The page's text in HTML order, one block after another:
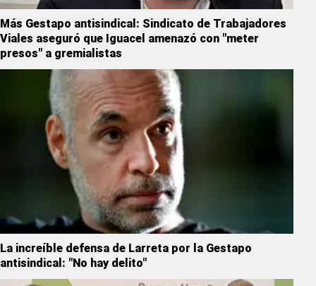
Más Gestapo antisindical: Sindicato de Trabajadores
Viales aseguró que Iguacel amenazó con "meter
presos" a gremialistas
La increíble defensa de Larreta por la Gestapo
antisindical: "No hay delito"